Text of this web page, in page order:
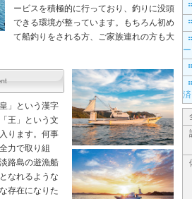
ービスを積極的に行っており、釣りに没頭
できる環境が整っています。もちろん初め
て船釣りをされる方、ご家族連れの方も大
済
皇」という漢字
王」という文
ります。何事
力で取り組
路島の遊漁船
なれるような
存在になりた